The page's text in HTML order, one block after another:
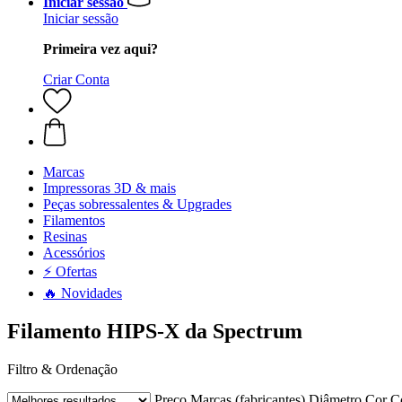
Iniciar sessão
Primeira vez aqui?
Criar Conta
Marcas
Impressoras 3D & mais
Peças sobressalentes & Upgrades
Filamentos
Resinas
Acessórios
⚡ Ofertas
🔥 Novidades
Filamento HIPS-X da Spectrum
Filtro & Ordenação